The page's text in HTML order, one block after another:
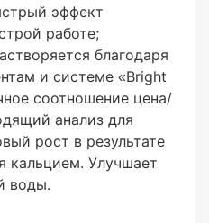
эффект
работе;
благодаря
и системе «Bright
соотношение цена/
анализ для
рост в результате
кальцием. Улучшает
воды.